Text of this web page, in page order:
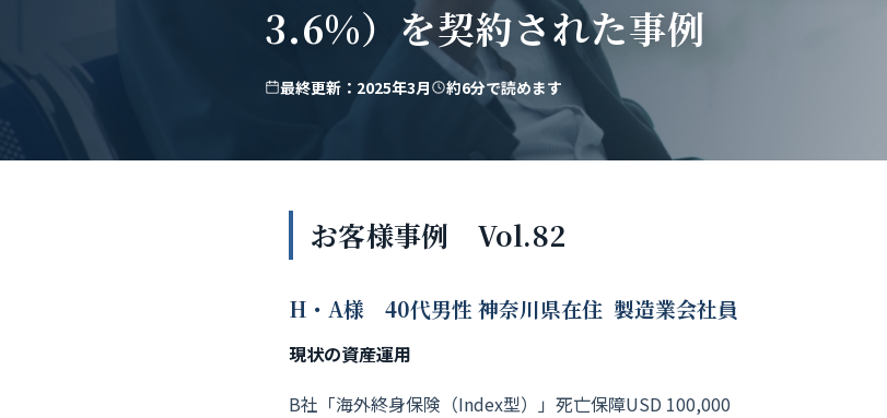
3.6%）を契約された事例
最終更新：2025年3月 約6分で読めます
お客様事例 Vol.82
H・A様 40代男性 神奈川県在住 製造業会社員
現状の資産運用
B社「海外終身保険（Index型）」死亡保障USD 100,000